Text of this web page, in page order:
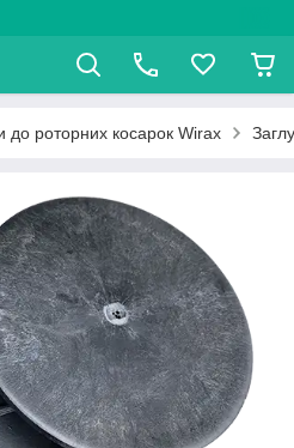
до роторних косарок Wirax